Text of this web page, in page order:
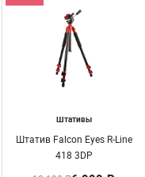
Штативы
Штатив Falcon Eyes R-Line
418 3DP